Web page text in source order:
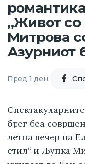
„Живот
Митрова
Азурниот
Пред 1 ден
брег беа
летна вечер на
стил“ и Љупка